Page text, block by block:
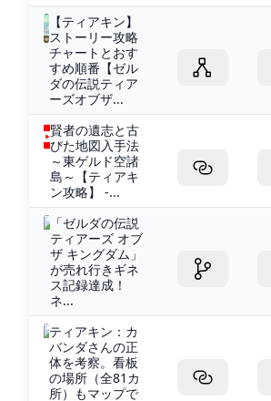
【ティアキン】
ストーリー攻略
チャートとおす
すめ順番【ゼル
ダの伝説ティア
ーズオブザ...
賢者の遺志と古
びた地図入手法
～東ゲルド空諸
島～【ティアキ
ン攻略】 -...
「ゼルダの伝説
ティアーズ オブ
ザ キングダム」
が売れ行きギネ
ス記録達成！
ネ...
ティアキン：カ
バンダさんの正
体を考察。看板
の場所（全81カ
所）もマップで